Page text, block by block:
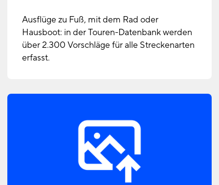
Ausflüge zu Fuß, mit dem Rad oder
Hausboot: in der Touren-Datenbank werden
über 2.300 Vorschläge für alle Streckenarten
erfasst.